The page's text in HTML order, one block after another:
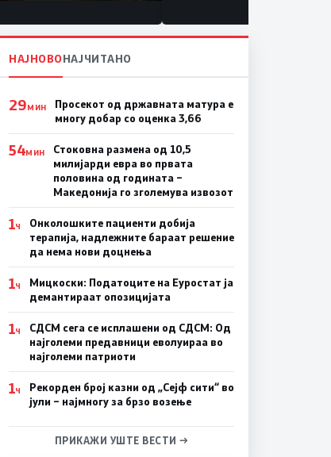
НАЈНОВОНАЈЧИТАНО
29МИН
Просекот од државната матура е
многу добар со оценка 3,66
54МИН
Стоковна размена од 10,5
милијарди евра во првата
половина од годината –
Македонија го зголемува извозот
1Ч
Онколошките пациенти добија
терапија, надлежните бараат решение
да нема нови доцнења
1Ч
Мицкоски: Податоците на Еуростат ја
демантираат опозицијата
1Ч
СДСМ сега се исплашени од СДСМ: Од
најголеми предавници еволуираа во
најголеми патриоти
1Ч
Рекорден број казни од „Сејф сити“ во
јули – најмногу за брзо возење
ПРИКАЖИ УШТЕ ВЕСТИ →